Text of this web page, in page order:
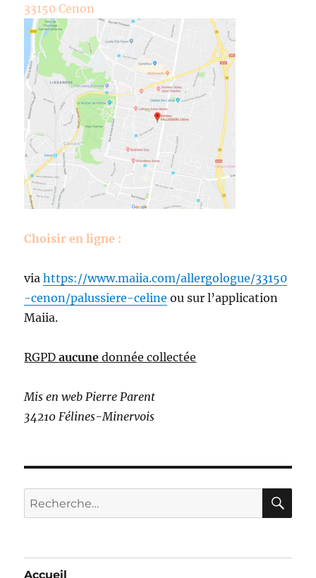
33150 Cenon
Choisir en ligne :
viahttps://www.maiia.com/allergologue/33150
-cenon/palussiere-celine ou sur l’application
Maiia.
RGPDaucune donnée collectée
Mis en web Pierre Parent
34210 Félines-Minervois
Recherche
pour :
Accueil